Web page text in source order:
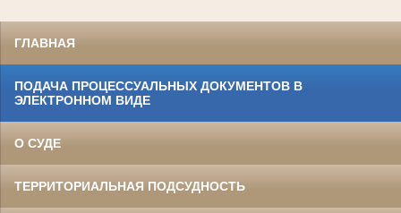
ГЛАВНАЯ
ПОДАЧА ПРОЦЕССУАЛЬНЫХ ДОКУМЕНТОВ В
ЭЛЕКТРОННОМ ВИДЕ
О СУДЕ
ТЕРРИТОРИАЛЬНАЯ ПОДСУДНОСТЬ